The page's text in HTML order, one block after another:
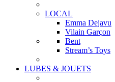
LOCAL
Emma Dejavu
Vilain Garçon
Bent
Stream’s Toys
LUBES & JOUETS